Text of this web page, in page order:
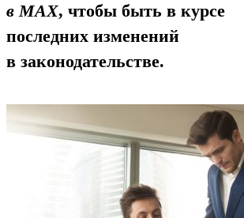
в MAX, чтобы быть в курсе
последних изменений
в законодательстве.